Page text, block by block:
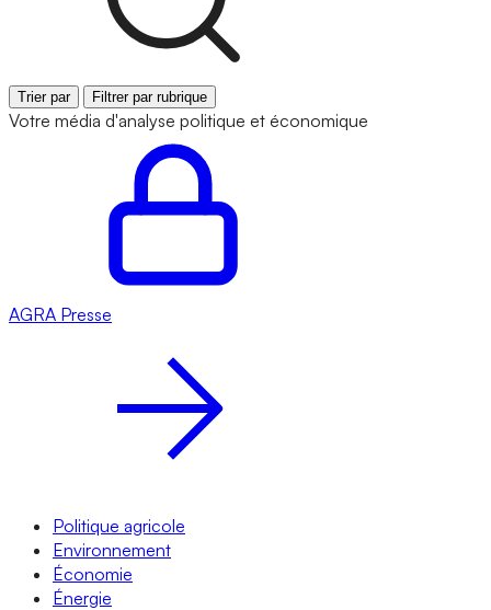
Trier par Filtrer par rubrique
Votre média d'analyse politique et économique
AGRA Presse
Politique agricole
Environnement
Économie
Énergie